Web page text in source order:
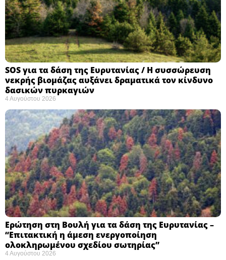
SOS για τα δάση της Ευρυτανίας / Η συσσώρευση
νεκρής βιομάζας αυξάνει δραματικά τον κίνδυνο
δασικών πυρκαγιών
4 Αυγούστου 2026
Ερώτηση στη Βουλή για τα δάση της Ευρυτανίας –
“Eπιτακτική η άμεση ενεργοποίηση
ολοκληρωμένου σχεδίου σωτηρίας”
4 Αυγούστου 2026